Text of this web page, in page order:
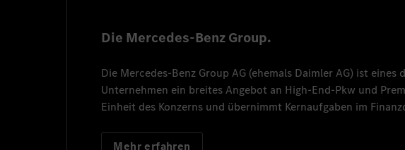
Die Mercedes-Benz Group.
Die Mercedes-Benz Group AG (ehemals Daimler AG) ist eines
Unternehmen ein breites Angebot an High-End-Pkw und
Einheit des Konzerns und übernimmt Kernaufgaben im
Mehr erfahren